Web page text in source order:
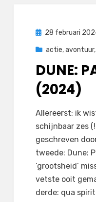
Geplaatst
28 februari
actie,avontuur,
DUNE:
(2024)
doorFilmofiel.nl
Allereerst: ik
schijnbaar zes
geschreven
tweede: Dune:
‘grootsheid’
vetste ooit
derde: qua